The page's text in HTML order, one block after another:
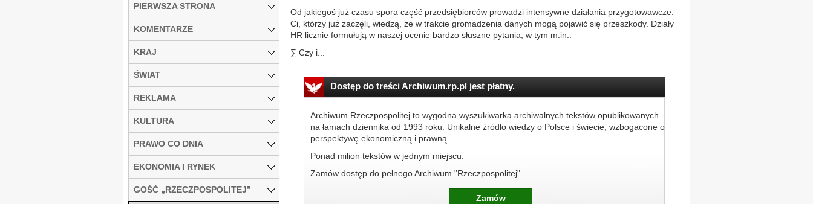
Od jakiegoś już czasu spora część przedsiębiorców prowadzi intensywne działania przygotowawcze.
Ci, którzy już zaczęli, wiedzą, że w trakcie gromadzenia danych mogą pojawić się przeszkody. Działy
HR licznie formułują w naszej ocenie bardzo słuszne pytania, w tym m.in.:
∑ Czy i...
Dostęp do treści Archiwum.rp.pl jest płatny.
Archiwum Rzeczpospolitej to wygodna wyszukiwarka archiwalnych tekstów opublikowanych
na łamach dziennika od 1993 roku. Unikalne źródło wiedzy o Polsce i świecie, wzbogacone o
perspektywę ekonomiczną i prawną.
Ponad milion tekstów w jednym miejscu.
Zamów dostęp do pełnego Archiwum "Rzeczpospolitej"
Zamów
PIERWSZA STRONA
KOMENTARZE
KRAJ
ŚWIAT
REKLAMA
KULTURA
PRAWO CO DNIA
EKONOMIA I RYNEK
GOŚĆ „RZECZPOSPOLITEJ”